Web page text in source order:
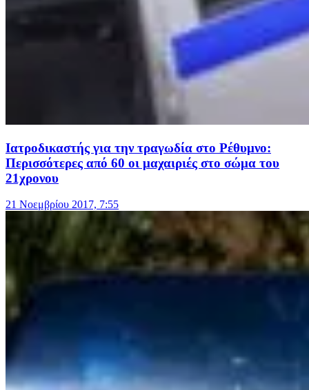
Ιατροδικαστής για την τραγωδία στο Ρέθυμνο:
Περισσότερες από 60 οι μαχαιριές στο σώμα του
21χρονου
21 Νοεμβρίου 2017, 7:55